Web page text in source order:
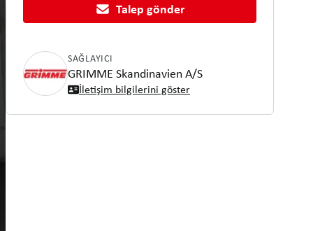
Talep gönder
SAĞLAYICI
GRIMME Skandinavien A/S
İletişim bilgilerini göster